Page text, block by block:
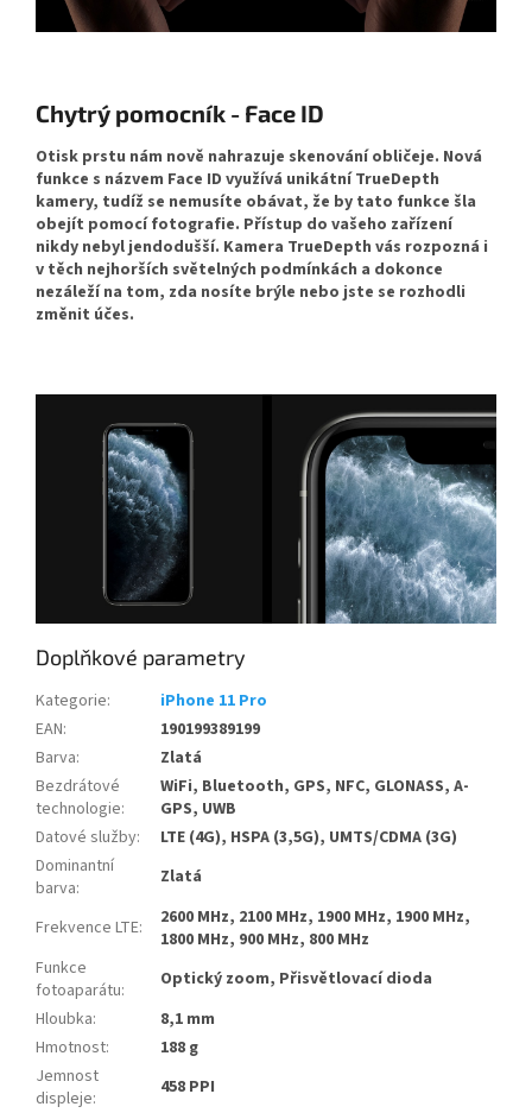
Chytrý pomocník - Face ID
Otisk prstu nám nově nahrazuje skenování obličeje. Nová
funkce s názvem Face ID využívá unikátní TrueDepth
kamery, tudíž se nemusíte obávat, že by tato funkce šla
obejít pomocí fotografie. Přístup do vašeho zařízení
nikdy nebyl jendodušší. Kamera TrueDepth vás rozpozná i
v těch nejhorších světelných podmínkách a dokonce
nezáleží na tom, zda nosíte brýle nebo jste se rozhodli
změnit účes.
Doplňkové parametry
Kategorie:
iPhone 11 Pro
EAN:
190199389199
Barva:
Zlatá
Bezdrátové
technologie:
WiFi, Bluetooth, GPS, NFC, GLONASS, A-
GPS, UWB
Datové služby:
LTE (4G), HSPA (3,5G), UMTS/CDMA (3G)
Dominantní
barva: Zlatá
Frekvence LTE:
2600 MHz, 2100 MHz, 1900 MHz, 1900 MHz,
1800 MHz, 900 MHz, 800 MHz
Funkce
fotoaparátu:
Optický zoom, Přisvětlovací dioda
Hloubka:
8,1 mm
Hmotnost:
188 g
Jemnost
displeje:
458 PPI